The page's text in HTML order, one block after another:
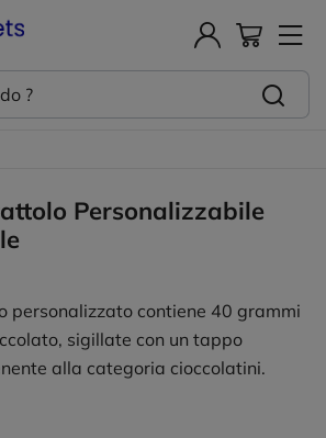
Personalizzabile
personalizzato contiene 40 grammi
sigillate con un tappo
alla categoria cioccolatini.